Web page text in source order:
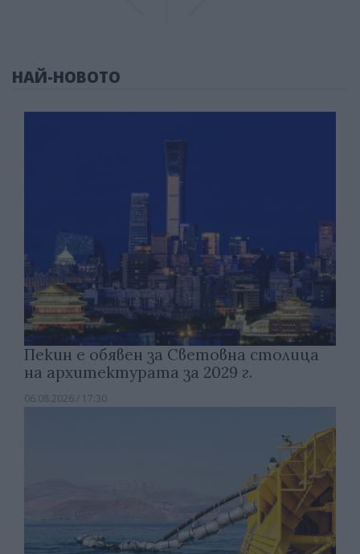
НАЙ-НОВОТО
Пекин е обявен за Световна столица
на архитектурата за 2029 г.
06.08.2026 / 17:30